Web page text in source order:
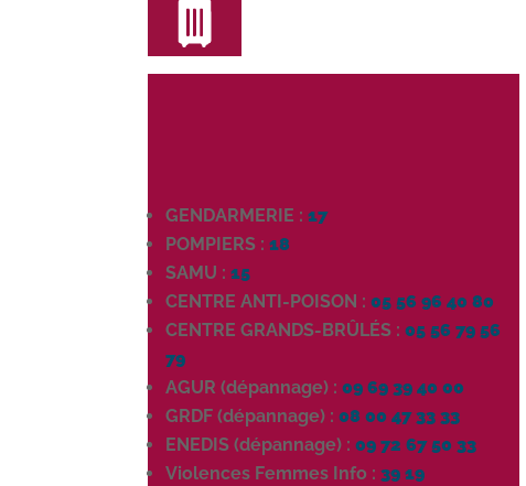
GENDARMERIE : 17
POMPIERS : 18
SAMU : 15
CENTRE ANTI-POISON : 05 56 96 40 80
CENTRE GRANDS-BRÛLÉS : 05 56 79 56
79
AGUR (dépannage) : 09 69 39 40 00
GRDF (dépannage) : 08 00 47 33 33
ENEDIS (dépannage) : 09 72 67 50 33
Violences Femmes Info : 39 19